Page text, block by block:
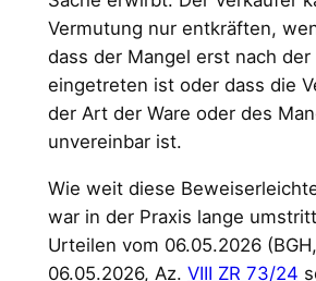
Vermutung nur entkräften,
dass der Mangel erst nach der
eingetreten ist oder dass die
der Art der Ware oder des
unvereinbar ist.
Wie weit diese
war in der Praxis lange
Urteilen vom 06.05.2026
06.05.2026, Az. VIII ZR 73/24